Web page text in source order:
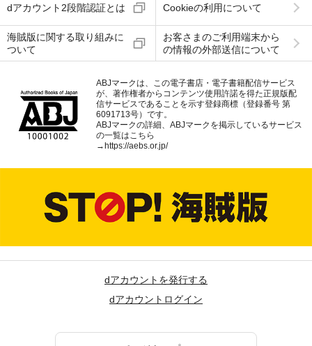
dアカウント2段階認証とは Cookieの利用について
海賊版に関する取り組みに
ついて
お客さまのご利用端末から
の情報の外部送信について
ABJマークは、この電子書店・電子書籍配信サービス
が、著作権者からコンテンツ使用許諾を得た正規版配
信サービスであることを示す登録商標（登録番号 第
6091713号）です。
ABJマークの詳細、ABJマークを掲示しているサービス
の一覧はこちら
→ https://aebs.or.jp/
dアカウントを発行する
dアカウントログイン